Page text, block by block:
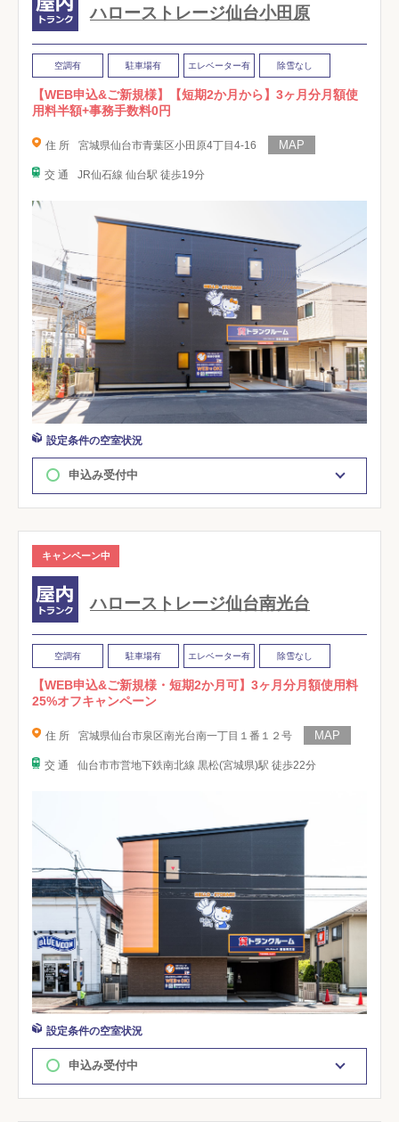
ハローストレージ仙台小田原
空調有 駐車場有 エレベーター有 除雪なし
【WEB申込&ご新規様】【短期2か月から】3ヶ月分月額使
用料半額+事務手数料0円
住 所 宮城県仙台市青葉区小田原4丁目4-16
交 通 JR仙石線 仙台駅 徒歩19分
設定条件の空室状況
申込み受付中
キャンペーン中
ハローストレージ仙台南光台
空調有 駐車場有 エレベーター有 除雪なし
【WEB申込&ご新規様・短期2か月可】3ヶ月分月額使用料
25%オフキャンペーン
住 所 宮城県仙台市泉区南光台南一丁目１番１２号
交 通 仙台市市営地下鉄南北線 黒松(宮城県)駅 徒歩22分
設定条件の空室状況
申込み受付中